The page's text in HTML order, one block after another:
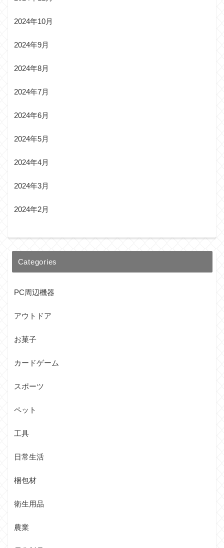
2024年10月
2024年9月
2024年8月
2024年7月
2024年6月
2024年5月
2024年4月
2024年3月
2024年2月
Categories
PC周辺機器
アウトドア
お菓子
カードゲーム
スポーツ
ペット
工具
日常生活
梱包材
衛生用品
農業